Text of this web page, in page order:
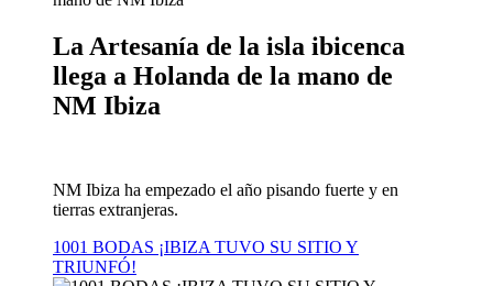
La Artesanía de la isla ibicenca
llega a Holanda de la mano de
NM Ibiza
NM Ibiza ha empezado el año pisando fuerte y en
tierras extranjeras.
1001 BODAS ¡IBIZA TUVO SU SITIO Y
TRIUNFÓ!